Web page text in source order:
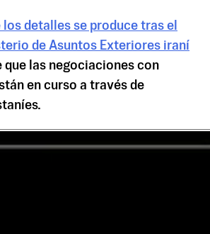
detalles se produce tras el
de Asuntos Exteriores iraní
que las negociaciones con
en curso a través de